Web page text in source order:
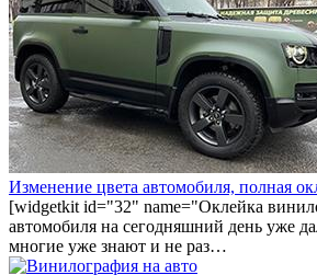
Изменение цвета автомобиля, полная
[widgetkit id="32" name="Оклейка
автомобиля на сегодняшний день уже
многие уже знают и не раз…